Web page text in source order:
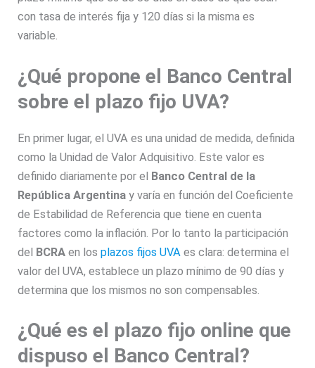
con tasa de interés fija y 120 días si la misma es
variable.
¿Qué propone el Banco Central
sobre el plazo fijo UVA?
En primer lugar, el UVA es una unidad de medida, definida
como la Unidad de Valor Adquisitivo. Este valor es
definido diariamente por el Banco Central de la
República Argentina y varía en función del Coeficiente
de Estabilidad de Referencia que tiene en cuenta
factores como la inflación. Por lo tanto la participación
del BCRA en losplazos fijos UVA es clara: determina el
valor del UVA, establece un plazo mínimo de 90 días y
determina que los mismos no son compensables.
¿Qué es el plazo fijo online que
dispuso el Banco Central?